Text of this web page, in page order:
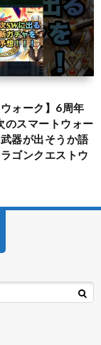
ウォーク】6周年
のスマートウォー
器が出そうか語
ゴンクエストウ